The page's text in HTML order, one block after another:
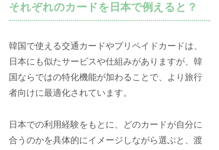
それぞれのカードを日本で例えると？
韓国で使える交通カードやプリペイドカードは、
日本にも似たサービスや仕組みがありますが、韓
国ならではの特化機能が加わることで、より旅行
者向けに最適化されています。
日本での利用経験をもとに、どのカードが自分に
合うのかを具体的にイメージしながら選ぶと、渡